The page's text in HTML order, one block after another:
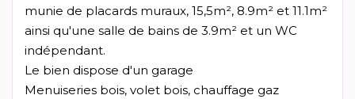
munie de placards muraux, 15,5m², 8.9m² et 11.1m²
ainsi qu'une salle de bains de 3.9m² et un WC
indépendant.
Le bien dispose d'un garage
Menuiseries bois, volet bois, chauffage gaz